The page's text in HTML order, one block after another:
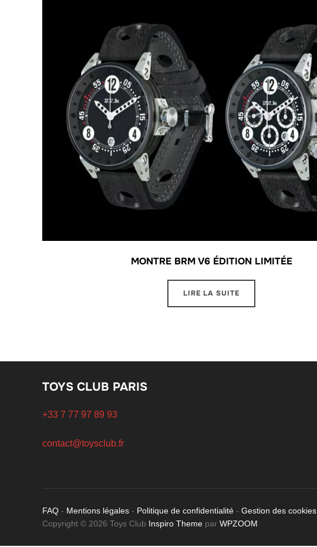
MONTRE BRM V6 ÉDITION LIMITÉE
LIRE LA SUITE
TOYS CLUB PARIS
+33 7 77 97 89 93
contact@toysclub.fr
FAQ - Mentions légales - Politique de confidentialité - Gestion des cookies
Copyright © 2026 Toys Club Inspiro Theme par WPZOOM